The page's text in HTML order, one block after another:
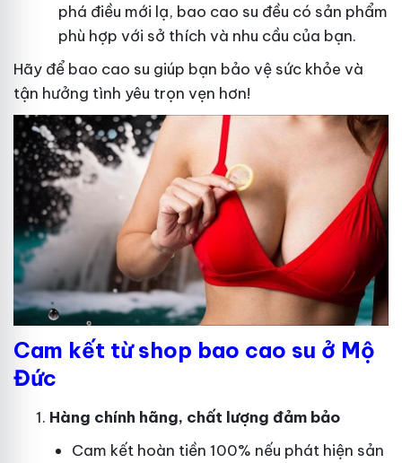
phá điều mới lạ, bao cao su đều có sản phẩm
phù hợp với sở thích và nhu cầu của bạn.
Hãy để bao cao su giúp bạn bảo vệ sức khỏe và
tận hưởng tình yêu trọn vẹn hơn!
Cam kết từ shop bao cao su ở Mộ
Đức
Hàng chính hãng, chất lượng đảm bảo
Cam kết hoàn tiền 100% nếu phát hiện sản